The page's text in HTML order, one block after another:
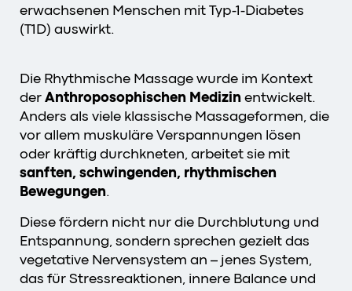
erwachsenen Menschen mit Typ-1-Diabetes
(T1D) auswirkt.
Die Rhythmische Massage wurde im Kontext
der Anthroposophischen Medizin entwickelt.
Anders als viele klassische Massageformen, die
vor allem muskuläre Verspannungen lösen
oder kräftig durchkneten, arbeitet sie mit
sanften, schwingenden, rhythmischen
Bewegungen.
Diese fördern nicht nur die Durchblutung und
Entspannung, sondern sprechen gezielt das
vegetative Nervensystem an – jenes System,
das für Stressreaktionen, innere Balance und